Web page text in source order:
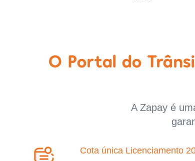
O Portal do
A Zapay é
Cota única Licenciamento